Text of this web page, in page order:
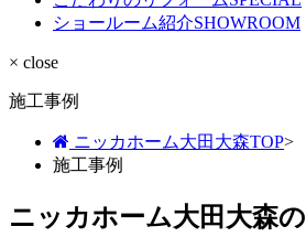
ショールーム紹介SHOWROOM
× close
施工事例
ニッカホーム大田大森TOP>
施工事例
ニッカホーム大田大森の